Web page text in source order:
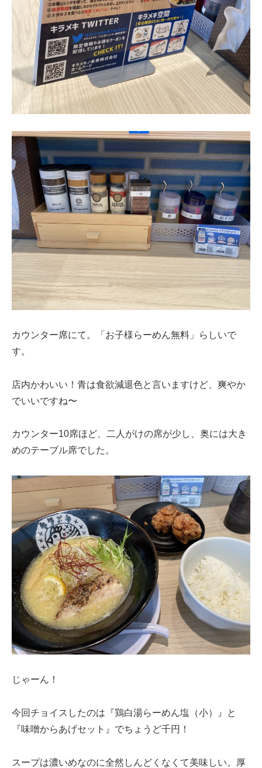
カウンター席にて。「お子様らーめん無料」らしいで
す。
店内かわいい！青は食欲減退色と言いますけど、爽やか
でいいですね〜
カウンター10席ほど、二人がけの席が少し、奥には大き
めのテーブル席でした。
じゃーん！
今回チョイスしたのは『鶏白湯らーめん塩（小）』と
『味噌からあげセット』でちょうど千円！
スープは濃いめなのに全然しんどくなくて美味しい。厚